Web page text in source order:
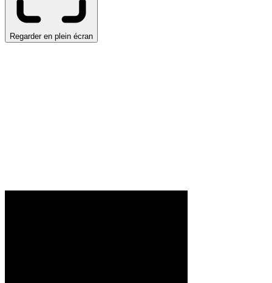
Regarder en plein écran